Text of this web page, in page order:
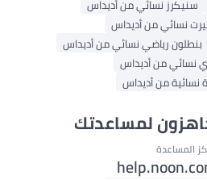
سنيكرز نسائي من أديداس
نسائي من أديداس
بنطلون رياضي نسائي من أديداس
نسائي من أديداس
نسائية من أديداس
لمساعدتك
المساعدة